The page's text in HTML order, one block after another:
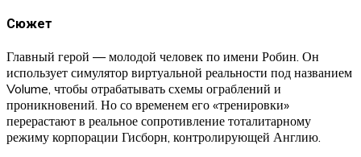
Сюжет
Главный герой — молодой человек по имени Робин. Он
использует симулятор виртуальной реальности под названием
Volume, чтобы отрабатывать схемы ограблений и
проникновений. Но со временем его «тренировки»
перерастают в реальное сопротивление тоталитарному
режиму корпорации Гисборн, контролирующей Англию.